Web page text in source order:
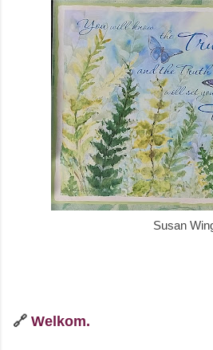
Susan Winget
🔗 Welkom.